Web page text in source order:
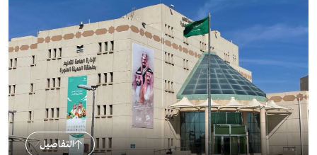
التفاصيل